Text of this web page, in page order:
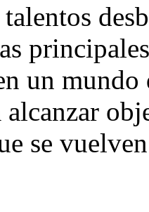
talentos
un
alcanzar
se